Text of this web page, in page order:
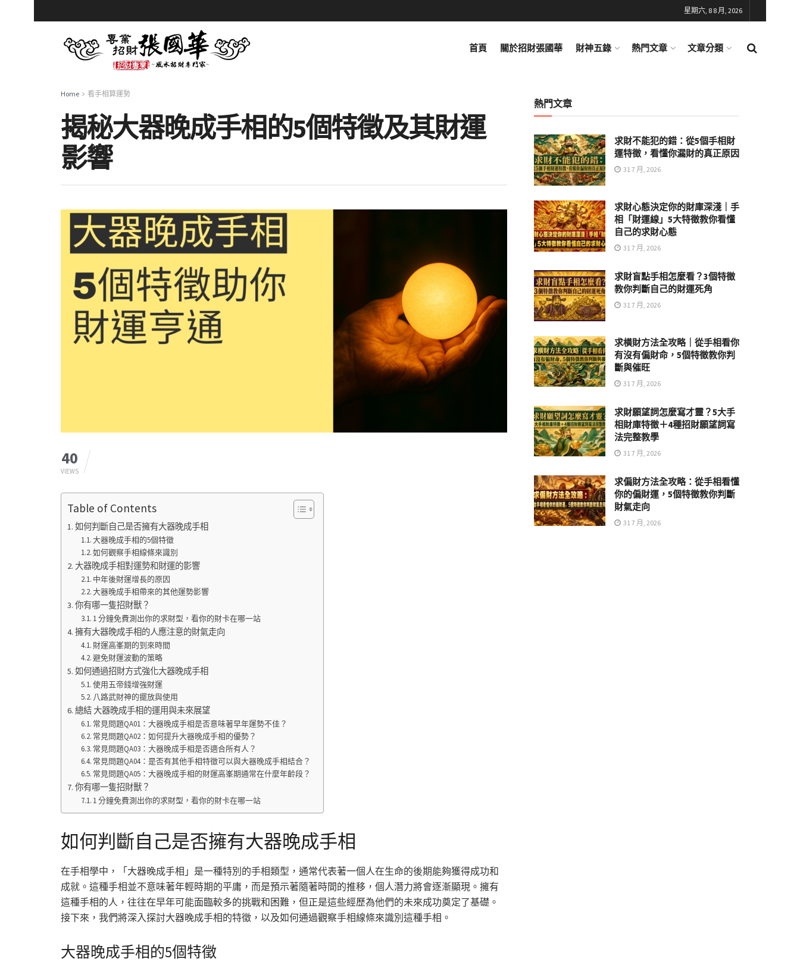
星期六, 8 8 月, 2026
首頁 關於招財張國華 財神五錄 熱門文章 文章分類
Home 看手相算運勢
揭秘大器晚成手相的5個特徵及其財運
影響
40
VIEWS
Table of Contents
如何判斷自己是否擁有大器晚成手相
大器晚成手相的5個特徵
如何觀察手相線條來識別
大器晚成手相對運勢和財運的影響
中年後財運增長的原因
大器晚成手相帶來的其他運勢影響
你有哪一隻招財獸？
1 分鐘免費測出你的求財型，看你的財卡在哪一站
擁有大器晚成手相的人應注意的財氣走向
財運高峯期的到來時間
避免財運波動的策略
如何通過招財方式強化大器晚成手相
使用五帝錢增強財運
八路武財神的擺放與使用
總結 大器晚成手相的運用與未來展望
常見問題QA01：大器晚成手相是否意味著早年運勢不佳？
常見問題QA02：如何提升大器晚成手相的優勢？
常見問題QA03：大器晚成手相是否適合所有人？
常見問題QA04：是否有其他手相特徵可以與大器晚成手相結合？
常見問題QA05：大器晚成手相的財運高峯期通常在什麼年齡段？
你有哪一隻招財獸？
1 分鐘免費測出你的求財型，看你的財卡在哪一站
如何判斷自己是否擁有大器晚成手相
在手相學中，「大器晚成手相」是一種特別的手相類型，通常代表著一個人在生命的後期能夠獲得成功和
成就。這種手相並不意味著年輕時期的平庸，而是預示著隨著時間的推移，個人潛力將會逐漸顯現。擁有
這種手相的人，往往在早年可能面臨較多的挑戰和困難，但正是這些經歷為他們的未來成功奠定了基礎。
接下來，我們將深入探討大器晚成手相的特徵，以及如何通過觀察手相線條來識別這種手相。
大器晚成手相的5個特徵
熱門文章
求財不能犯的錯：從5個手相財
運特徵，看懂你漏財的真正原因
31 7 月, 2026
求財心態決定你的財庫深淺｜手
相「財運線」5大特徵教你看懂
自己的求財心態
31 7 月, 2026
求財盲點手相怎麼看？3個特徵
教你判斷自己的財運死角
31 7 月, 2026
求橫財方法全攻略｜從手相看你
有沒有偏財命，5個特徵教你判
斷與催旺
31 7 月, 2026
求財願望詞怎麼寫才靈？5大手
相財庫特徵＋4種招財願望詞寫
法完整教學
31 7 月, 2026
求偏財方法全攻略：從手相看懂
你的偏財運，5個特徵教你判斷
財氣走向
31 7 月, 2026